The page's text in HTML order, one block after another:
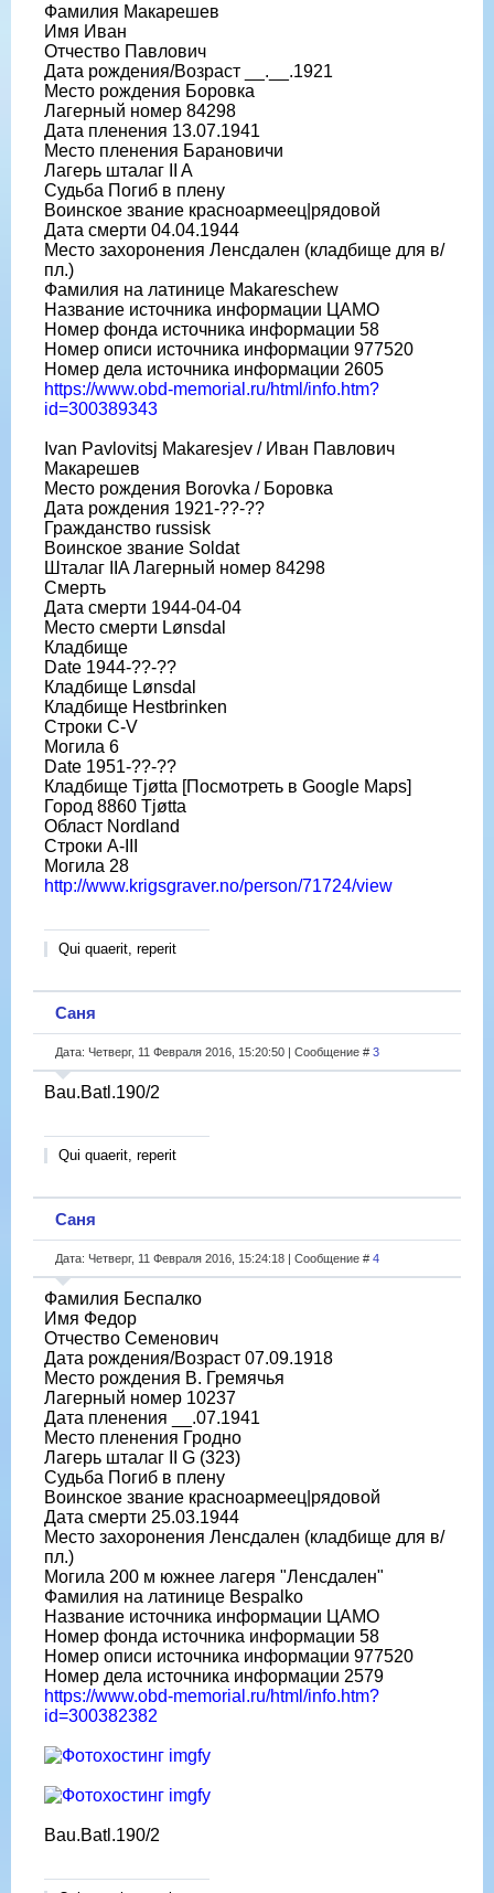
Фамилия Макарешев
Имя Иван
Отчество Павлович
Дата рождения/Возраст __.__.1921
Место рождения Боровка
Лагерный номер 84298
Дата пленения 13.07.1941
Место пленения Барановичи
Лагерь шталаг II A
Судьба Погиб в плену
Воинское звание красноармеец|рядовой
Дата смерти 04.04.1944
Место захоронения Ленсдален (кладбище для в/
пл.)
Фамилия на латинице Makareschew
Название источника информации ЦАМО
Номер фонда источника информации 58
Номер описи источника информации 977520
Номер дела источника информации 2605
https://www.obd-memorial.ru/html/info.htm?
id=300389343
Ivan Pavlovitsj Makaresjev / Иван Павлович
Макарешев
Место рождения Borovka / Боровка
Дата рождения 1921-??-??
Гражданство russisk
Воинское звание Soldat
Шталаг IIA Лагерный номер 84298
Смерть
Дата смерти 1944-04-04
Место смерти Lønsdal
Кладбище
Date 1944-??-??
Кладбище Lønsdal
Кладбище Hestbrinken
Строки C-V
Могила 6
Date 1951-??-??
Кладбище Tjøtta [Посмотреть в Google Maps]
Город 8860 Tjøtta
Област Nordland
Строки A-III
Могила 28
http://www.krigsgraver.no/person/71724/view
Qui quaerit, reperit
Саня
Дата: Четверг, 11 Февраля 2016, 15:20:50 | Сообщение # 3
Bau.Batl.190/2
Qui quaerit, reperit
Саня
Дата: Четверг, 11 Февраля 2016, 15:24:18 | Сообщение # 4
Фамилия Беспалко
Имя Федор
Отчество Семенович
Дата рождения/Возраст 07.09.1918
Место рождения В. Гремячья
Лагерный номер 10237
Дата пленения __.07.1941
Место пленения Гродно
Лагерь шталаг II G (323)
Судьба Погиб в плену
Воинское звание красноармеец|рядовой
Дата смерти 25.03.1944
Место захоронения Ленсдален (кладбище для в/
пл.)
Могила 200 м южнее лагеря "Ленсдален"
Фамилия на латинице Bespalko
Название источника информации ЦАМО
Номер фонда источника информации 58
Номер описи источника информации 977520
Номер дела источника информации 2579
https://www.obd-memorial.ru/html/info.htm?
id=300382382
Bau.Batl.190/2